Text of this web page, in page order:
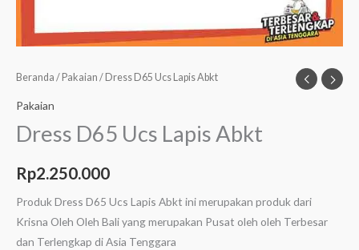
Beranda / Pakaian / Dress D65 Ucs Lapis Abkt
Pakaian
Dress D65 Ucs Lapis Abkt
Rp2.250.000
Produk Dress D65 Ucs Lapis Abkt ini merupakan produk dari
Krisna Oleh Oleh Bali yang merupakan Pusat oleh oleh Terbesar
dan Terlengkap di Asia Tenggara